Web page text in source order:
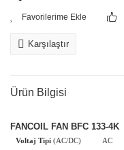
Karşılaştır
Ürün Bilgisi
FANCOIL FAN BFC 133-4K
Voltaj Tipi (AC/DC)
AC